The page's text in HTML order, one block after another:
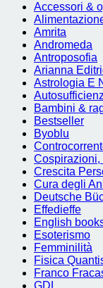
Accessori &
Amrita
Andromeda
Antroposofia
Arianna
Astrologia E
Bambini &
Bestseller
Byoblu
Cospirazioni,
Crescita
Cura degli
Deutsche
Effedieffe
English
Esoterismo
Femminilità
Fisica
Franco
GDL